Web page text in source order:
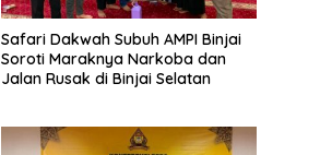
Safari Dakwah Subuh AMPI Binjai
Soroti Maraknya Narkoba dan
Jalan Rusak di Binjai Selatan